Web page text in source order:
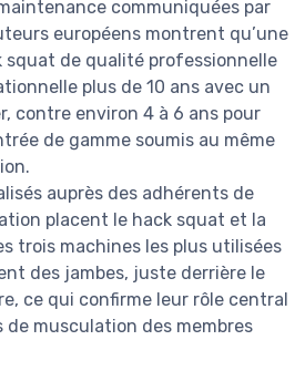
communiquées par
européens montrent qu’une
squat de qualité professionnelle
plus de 10 ans avec un
contre environ 4 à 6 ans pour
de gamme soumis au même
auprès des adhérents de
placent le hack squat et la
trois machines les plus utilisées
des jambes, juste derrière le
ce qui confirme leur rôle central
de musculation des membres